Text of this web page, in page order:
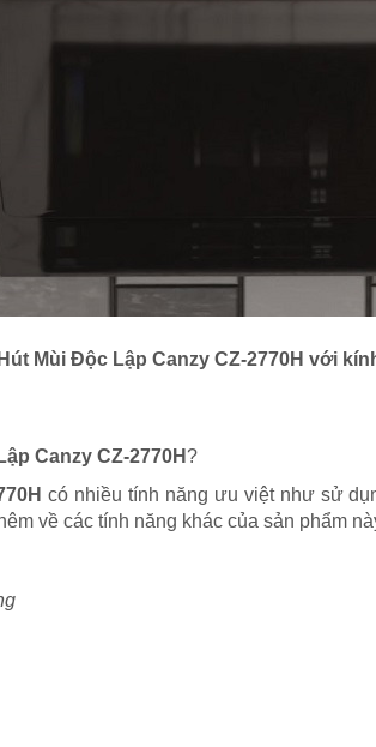
Mùi Độc Lập Canzy CZ-2770H với
Canzy CZ-2770H ?
có nhiều tính năng ưu việt như sử
về các tính năng khác của sản phẩm